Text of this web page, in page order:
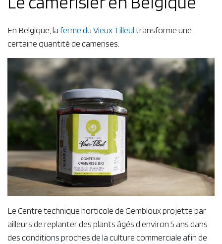
En Belgique, laferme du Vieux Tilleultransforme une
certaine quantité de camerises.
Le Centre technique horticole de Gembloux projette par
ailleurs de replanter des plants âgés d’environ 5 ans dans
des conditions proches de la culture commerciale afin de